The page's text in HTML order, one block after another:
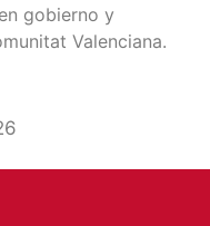
gobierno y
Valenciana.